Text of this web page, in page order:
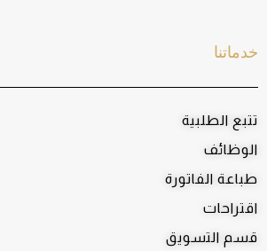
خدماتنا
تتبع الطلبية
الوظائف
طباعة الفاتورة
اقتراحات
قسم التسويق